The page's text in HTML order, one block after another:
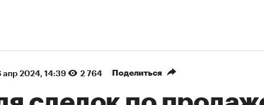
апр 2024, 14:39 2 764 Поделиться